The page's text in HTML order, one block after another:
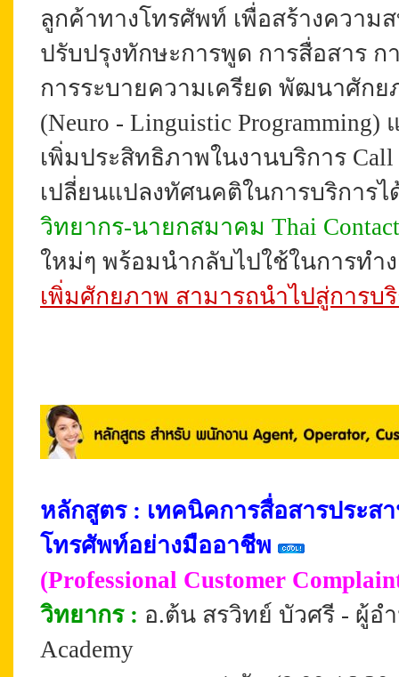
ลูกค้าทางโทรศัพท์ เพื่อสร้างความ
ปรับปรุงทักษะการพูด การสื่อสาร
การระบายความเครียด พัฒนาศักย
(Neuro - Linguistic
เพิ่มประสิทธิภาพในงานบริการ
เปลี่ยนแปลงทัศนคติในการบริการ
วิทยากร-นายกสมาคม Thai
ใหม่ๆ พร้อมนำกลับไปใช้ในการท
เพิ่มศักยภาพ สามารถนำไปสู่การบ
หลักสูตร : เทคนิคการสื่อสารประส
โทรศัพท์อย่างมืออาชีพ
(Professional Customer
วิทยากร : อ.ต้น สรวิทย์ บัวศรี - ผู้อ
Academy